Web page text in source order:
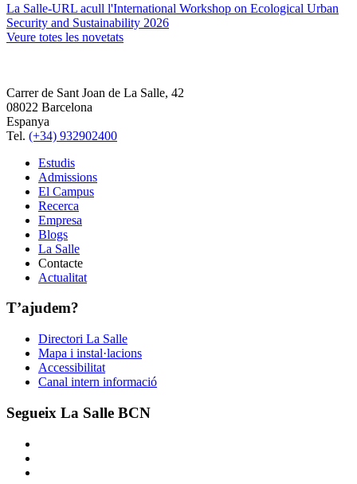
La Salle-URL acull l'International Workshop on Ecological Urban
Security and Sustainability 2026
Veure totes les novetats
Carrer de Sant Joan de La Salle, 42
08022 Barcelona
Espanya
Tel. (+34) 932902400
Estudis
Admissions
El Campus
Recerca
Empresa
Blogs
La Salle
Contacte
Actualitat
T’ajudem?
Directori La Salle
Mapa i instal·lacions
Accessibilitat
Canal intern informació
Segueix La Salle BCN